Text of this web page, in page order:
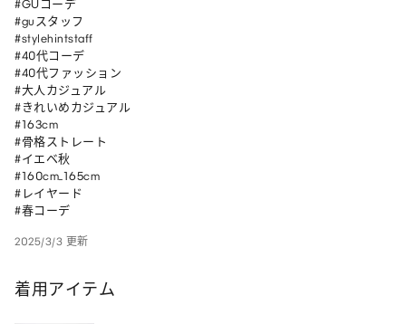
#GUコーデ
#guスタッフ
#stylehintstaff
#40代コーデ
#40代ファッション
#大人カジュアル
#きれいめカジュアル
#163cm
#骨格ストレート
#イエベ秋
#160cm_165cm
#レイヤード
#春コーデ
2025/3/3 更新
着用アイテム